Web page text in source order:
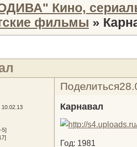
Кино,
фильмы »
Поделиться
10.02.13
5]
Карнавал
Год: 1981